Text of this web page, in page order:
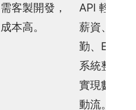
需客製開發，
成本高。
API 輕鬆與
薪資、出
勤、ERP 等
系統整合，
實現數據自
動流。